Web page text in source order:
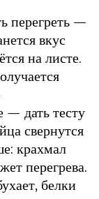
перегреть —
вкус
на листе.
— дать тесту
свернутся
крахмал
перегрева.
белки